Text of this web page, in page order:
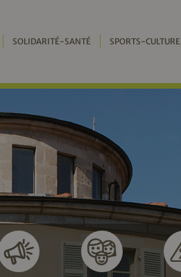
SOLIDARITÉ-SANTÉ SPORTS-CULTURE